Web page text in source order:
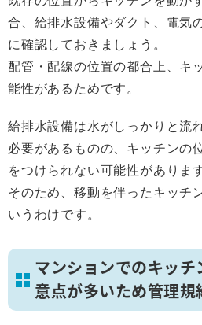
合、給排水設備やダクト、電気
に確認しておきましょう。
配管・配線の位置の都合上、キ
能性があるためです。
給排水設備は水がしっかりと流
必要があるものの、キッチンの
をつけられない可能性があります
そのため、移動を伴ったキッチ
いうわけです。
マンションでのキッ
意点が多いため管理規